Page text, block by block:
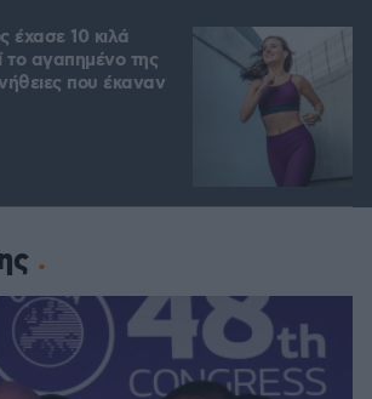
έχασε 10 κιλά
το αγαπημένο της
που έκαναν